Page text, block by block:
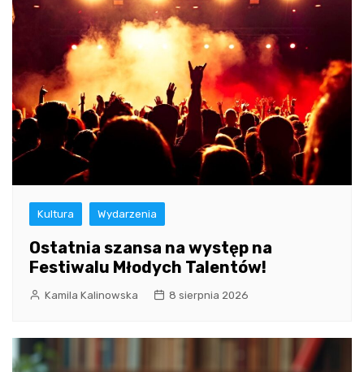
Kultura Wydarzenia
Ostatnia szansa na występ na
Festiwalu Młodych Talentów!
Kamila Kalinowska 8 sierpnia 2026